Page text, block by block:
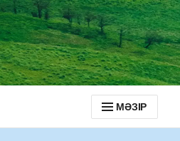
МӘЗІР